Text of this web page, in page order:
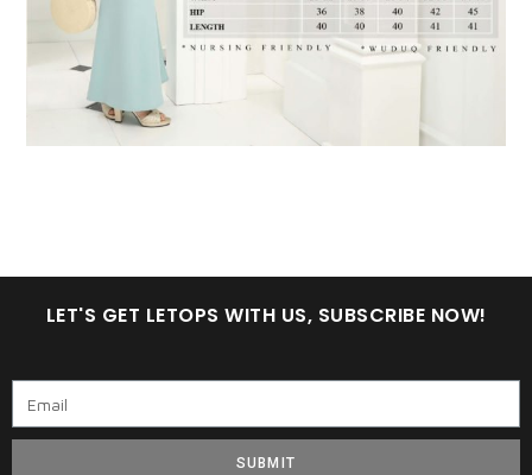
LET'S GET LETOPS WITH US, SUBSCRIBE NOW!
SUBMIT